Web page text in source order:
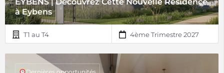
à Eybens
T1 au T4 4ème Trimestre 2027
Dernières opportunités